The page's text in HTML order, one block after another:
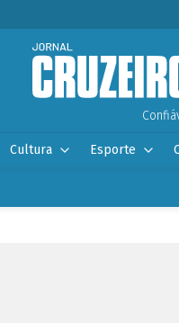
Cultura Esporte